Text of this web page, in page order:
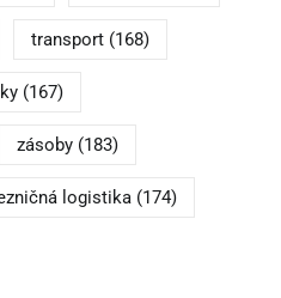
transport(168)
(167)
zásoby(183)
logistika(174)